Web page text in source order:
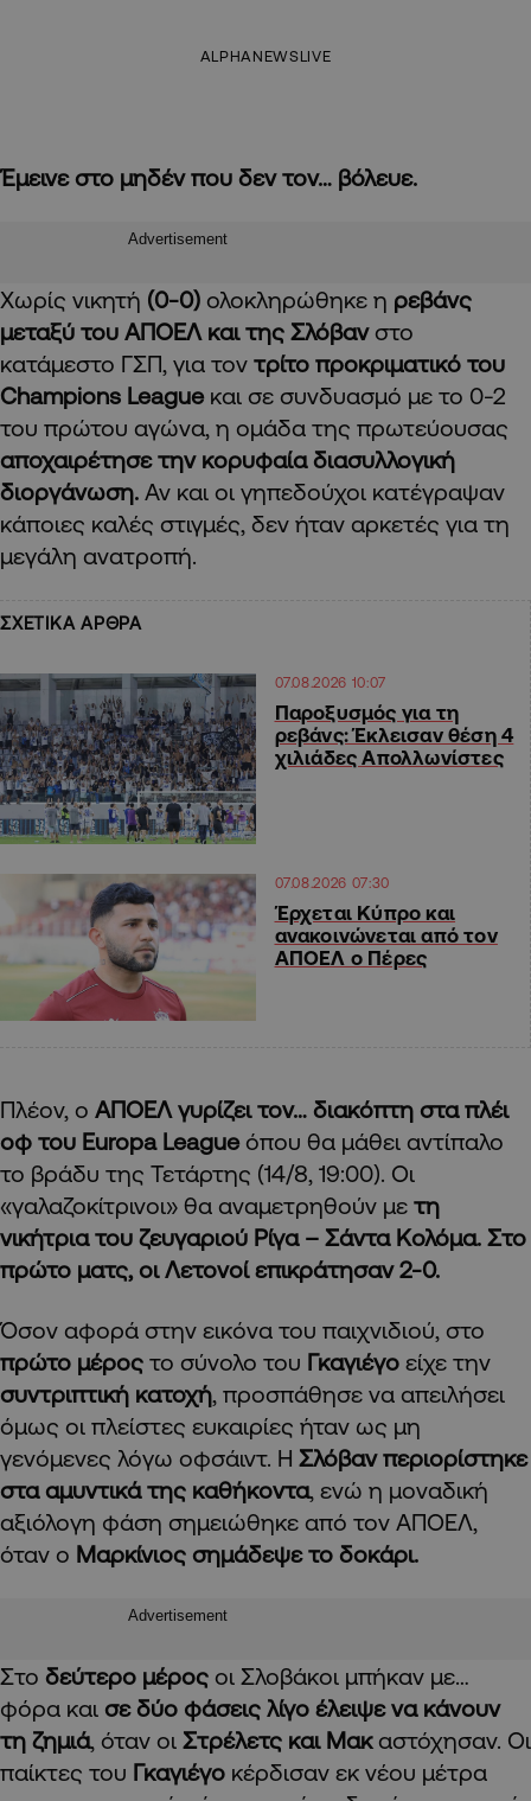
ALPHANEWSLIVE
Έμεινε στο μηδέν που δεν τον… βόλευε.
Advertisement
Χωρίς νικητή (0-0) ολοκληρώθηκε η ρεβάνς
μεταξύ του ΑΠΟΕΛ και της Σλόβαν στο
κατάμεστο ΓΣΠ, για τον τρίτο προκριματικό του
Champions Leagueκαι σε συνδυασμό με το 0-2
του πρώτου αγώνα, η ομάδα της πρωτεύουσας
αποχαιρέτησε την κορυφαία διασυλλογική
διοργάνωση. Αν και οι γηπεδούχοι κατέγραψαν
κάποιες καλές στιγμές, δεν ήταν αρκετές για τη
μεγάλη ανατροπή.
ΣΧΕΤΙΚΑ ΑΡΘΡΑ
07.08.2026 10:07
Παροξυσμός για τη
ρεβάνς: Έκλεισαν θέση 4
χιλιάδες Απολλωνίστες
07.08.2026 07:30
Έρχεται Κύπρο και
ανακοινώνεται από τον
ΑΠΟΕΛ ο Πέρες
Πλέον, ο ΑΠΟΕΛ γυρίζει τον… διακόπτη στα πλέι
οφ του EuropaLeagueόπου θα μάθει αντίπαλο
το βράδυ της Τετάρτης (14/8, 19:00). Οι
«γαλαζοκίτρινοι» θα αναμετρηθούν με τη
νικήτρια του ζευγαριού Ρίγα – Σάντα Κολόμα. Στο
πρώτο ματς, οι Λετονοί επικράτησαν 2-0.
Όσον αφορά στην εικόνα του παιχνιδιού, στο
πρώτο μέρος το σύνολο του Γκαγιέγο είχε την
συντριπτική κατοχή, προσπάθησε να απειλήσει
όμως οι πλείστες ευκαιρίες ήταν ως μη
γενόμενες λόγω οφσάιντ. Η Σλόβαν περιορίστηκε
στα αμυντικά της καθήκοντα, ενώ η μοναδική
αξιόλογη φάση σημειώθηκε από τον ΑΠΟΕΛ,
όταν ο Μαρκίνιος σημάδεψε το δοκάρι.
Advertisement
Στο δεύτερο μέρος οι Σλοβάκοι μπήκαν με…
φόρα και σε δύο φάσεις λίγο έλειψε να κάνουν
τη ζημιά, όταν οι Στρέλετς και Μακαστόχησαν. Οι
παίκτες του Γκαγιέγο κέρδισαν εκ νέου μέτρα